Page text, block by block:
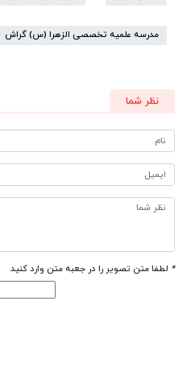
مدرسه علمیه تخصصی الزهرا (س) گراش
نظر شما
* لطفا متن تصویر را در جعبه متن وارد کنید